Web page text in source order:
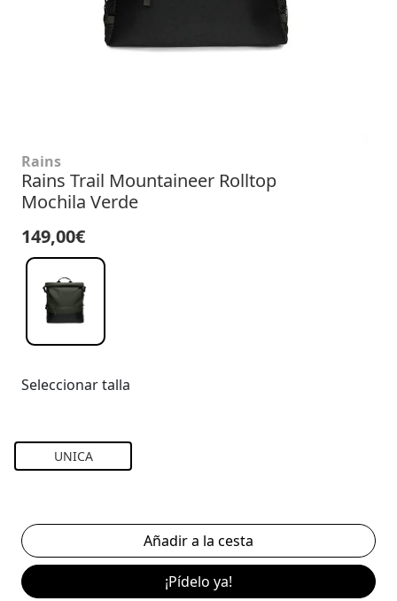
Rains
Rains Trail Mountaineer Rolltop
Mochila Verde
149,00€
Seleccionar talla
UNICA
¡Pídelo ya!